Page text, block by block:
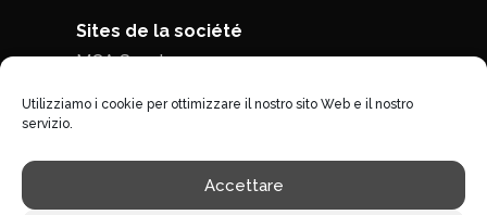
Utilizziamo i cookie per ottimizzare il nostro sito Web e il nostro
servizio.
Accettare
Sites de la société
MCA Seed
Politique de confidentialité|Conditions
générales de ventes